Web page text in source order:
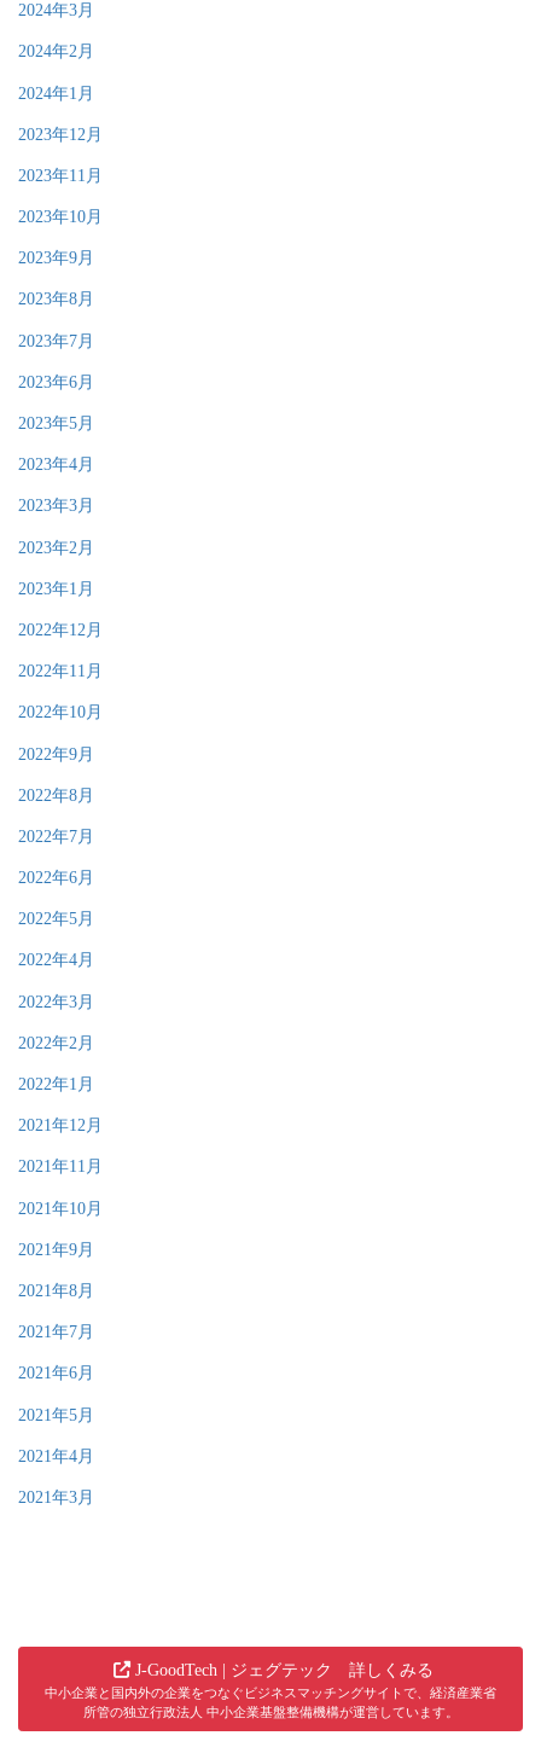
2024年3月
2024年2月
2024年1月
2023年12月
2023年11月
2023年10月
2023年9月
2023年8月
2023年7月
2023年6月
2023年5月
2023年4月
2023年3月
2023年2月
2023年1月
2022年12月
2022年11月
2022年10月
2022年9月
2022年8月
2022年7月
2022年6月
2022年5月
2022年4月
2022年3月
2022年2月
2022年1月
2021年12月
2021年11月
2021年10月
2021年9月
2021年8月
2021年7月
2021年6月
2021年5月
2021年4月
2021年3月
J-GoodTech | ジェグテック 詳しくみる
中小企業と国内外の企業をつなぐビジネスマッチングサイトで、経済産業省
所管の独立行政法人 中小企業基盤整備機構が運営しています。